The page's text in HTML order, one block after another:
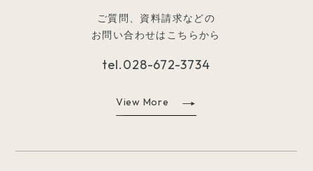
ご質問、資料請求などの
お問い合わせはこちらから
tel.028-672-3734
View More